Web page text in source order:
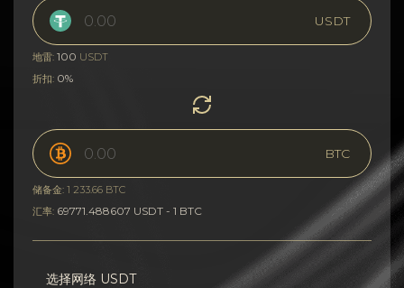
USDT
地雷: 100 USDT
折扣: 0%
BTC
储备金: 1 233.66 BTC
汇率: 69771.488607 USDT - 1 BTC
选择网络 USDT